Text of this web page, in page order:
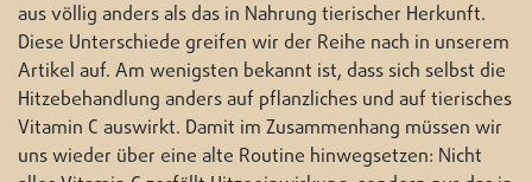
aus völlig anders als das in Nahrung tierischer Herkunft.
Diese Unterschiede greifen wir der Reihe nach in unserem
Artikel auf. Am wenigsten bekannt ist, dass sich selbst die
Hitzebehandlung anders auf pflanzliches und auf tierisches
Vitamin C auswirkt. Damit im Zusammenhang müssen wir
uns wieder über eine alte Routine hinwegsetzen: Nicht